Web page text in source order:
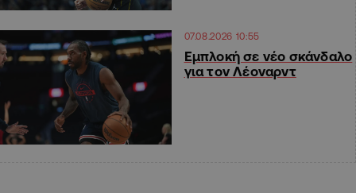
07.08.2026 10:55
Εμπλοκή σε νέο σκάνδαλο
για τον Λέοναρντ